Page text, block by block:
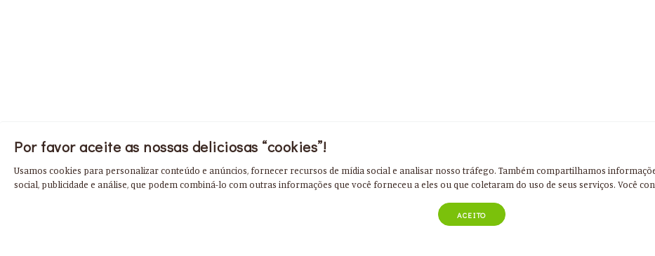
Por favor aceite as nossas deliciosas “cookies”!
Usamos cookies para personalizar conteúdo e anúncios, fornecer recursos de mídia social e analisar nosso tráfego. Também compartilhamos
social, publicidade e análise, que podem combiná-lo com outras informações que você forneceu a eles ou que coletaram do uso de seus serviços. Você
ACEITO